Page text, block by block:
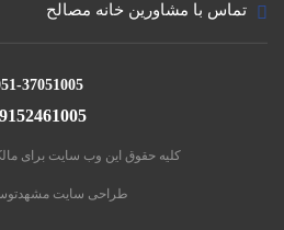
تماس با مشاورین خانه مصالح
37051005
کلیه حقوق این وب سایت برای
طراحی سایت مشهد